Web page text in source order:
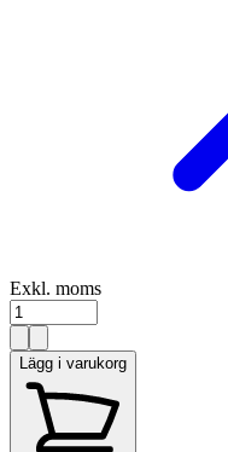
Exkl. moms
Lägg i varukorg